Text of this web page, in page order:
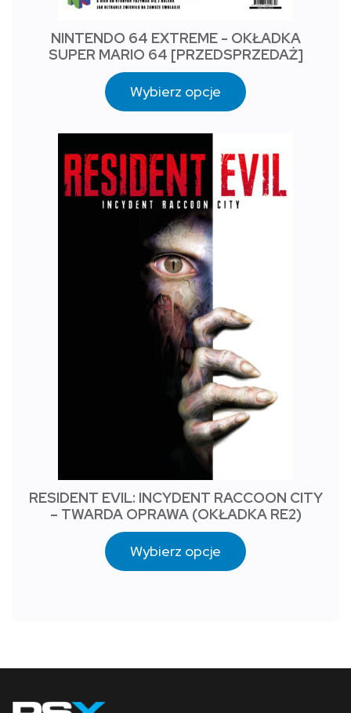
NINTENDO 64 EXTREME - OKŁADKA
SUPER MARIO 64 [PRZEDSPRZEDAŻ]
Wybierz opcje
RESIDENT EVIL: INCYDENT RACCOON CITY
– TWARDA OPRAWA (OKŁADKA RE2)
Wybierz opcje